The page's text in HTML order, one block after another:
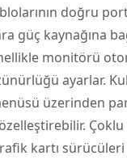
doğru
güç kaynağına
monitörü
ayarlar.
üzerinden
kartı